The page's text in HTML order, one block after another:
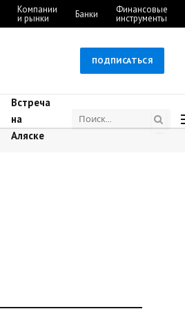
Компании
и рынки Банки Финансовые
инструменты
ПОДПИСАТЬСЯ
Встреча
на
Аляске